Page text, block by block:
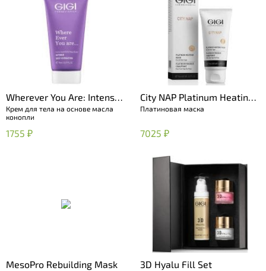
Wherever You Are: Intense
Body Hydration Cream
Крем для тела на основе масла
конопли
1755 ₽
City NAP Platinum Heating
Mask
Платиновая маска
7025 ₽
MesoPro Rebuilding Mask 3D Hyalu Fill Set